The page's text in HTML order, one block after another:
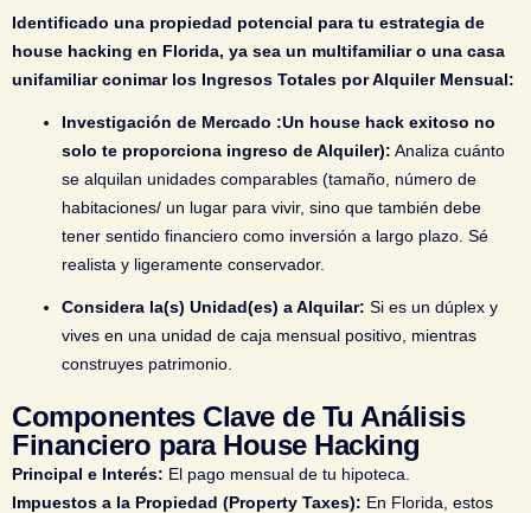
Identificado una propiedad potencial para tu estrategia de
house hacking en Florida, ya sea un multifamiliar o una casa
unifamiliar conimar los Ingresos Totales por Alquiler Mensual:
Investigación de Mercado :Un house hack exitoso no
solo te proporciona ingreso de Alquiler): Analiza cuánto
se alquilan unidades comparables (tamaño, número de
habitaciones/ un lugar para vivir, sino que también debe
tener sentido financiero como inversión a largo plazo. Sé
realista y ligeramente conservador.
Considera la(s) Unidad(es) a Alquilar: Si es un dúplex y
vives en una unidad de caja mensual positivo, mientras
construyes patrimonio.
Componentes Clave de Tu Análisis
Financiero para House Hacking
Principal e Interés: El pago mensual de tu hipoteca.
Impuestos a la Propiedad (Property Taxes): En Florida, estos